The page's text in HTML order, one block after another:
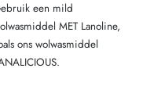
een mild
MET Lanoline,
ons wolwasmiddel